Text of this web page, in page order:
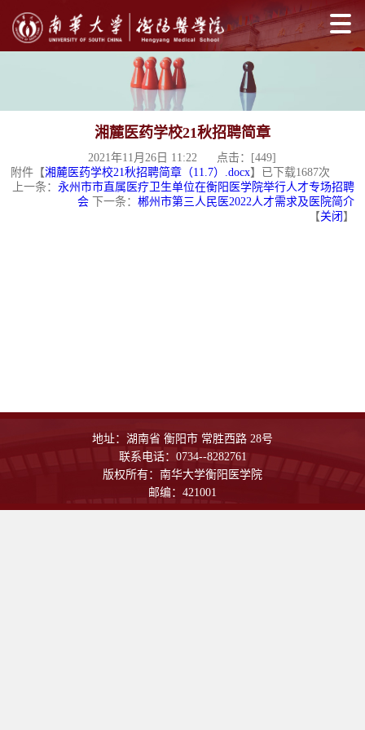
湘麓医药学校21秋招聘简章
2021年11月26日 11:22 点击：[449]
附件【湘麓医药学校21秋招聘简章（11.7）.docx】已下载1687次
上一条： 永州市市直属医疗卫生单位在衡阳医学院举行人才专场招聘
会下一条： 郴州市第三人民医2022人才需求及医院简介
【关闭 】
地址：湖南省 衡阳市 常胜西路 28号
联系电话：0734--8282761
版权所有：南华大学衡阳医学院
邮编：421001